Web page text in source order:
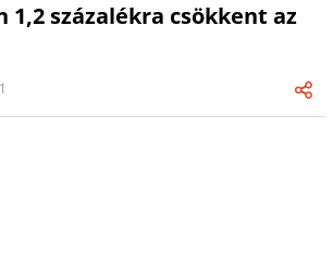
1,2 százalékra csökkent az